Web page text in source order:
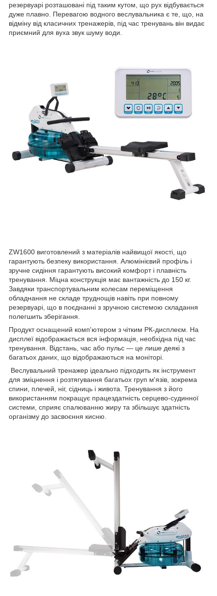
резервуарі розташовані під таким кутом, що рух відбувається
дуже плавно. Перевагою водного веслувальника є те, що, на
відміну від класичних тренажерів, під час тренувань він видає
приємний для вуха звук шуму води.
ZW1600 виготовлений з матеріалів найвищої якості, що
гарантують безпеку використання. Алюмінієвий профіль і
зручне сидіння гарантують високий комфорт і плавність
тренування. Міцна конструкція має вантажність до 150 кг.
Завдяки транспортувальним колесам переміщення
обладнання не складе труднощів навіть при повному
резервуарі, що в поєднанні з зручною системою складання
полегшить зберігання.
Продукт оснащений комп'ютером з чітким РК-дисплеєм. На
дисплеї відображається вся інформація, необхідна під час
тренування. Відстань, час або пульс — це лише деякі з
багатьох даних, що відображаються на моніторі.
Веслувальний тренажер ідеально підходить як інструмент
для зміцнення і розтягування багатьох груп м'язів, зокрема
спини, плечей, ніг, сідниць і живота. Тренування з його
використанням покращує працездатність серцево-судинної
системи, сприяє спалюванню жиру та збільшує здатність
організму до засвоєння кисню.